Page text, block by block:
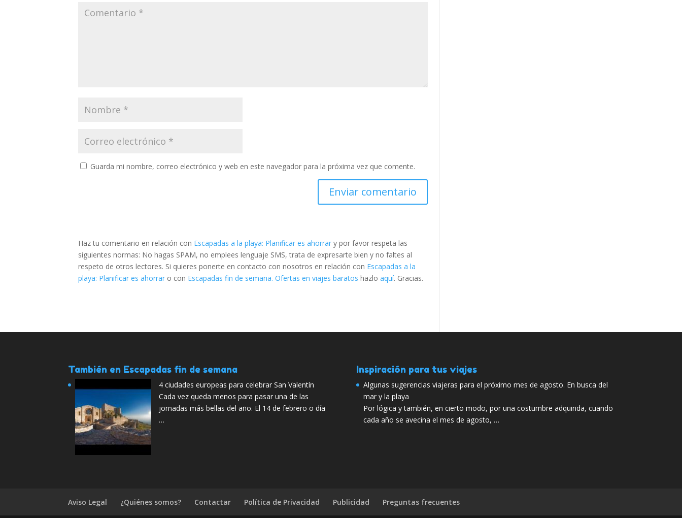
Guarda mi nombre, correo electrónico y web en este navegador para la próxima vez que comente.
Haz tu comentario en relación con Escapadas a la playa: Planificar es ahorrar y por favor respeta las
siguientes normas: No hagas SPAM, no emplees lenguaje SMS, trata de expresarte bien y no faltes al
respeto de otros lectores. Si quieres ponerte en contacto con nosotros en relación con Escapadas a la
playa: Planificar es ahorrar o con Escapadas fin de semana. Ofertas en viajes baratos hazloaquí. Gracias.
También en Escapadas fin de semana
4 ciudades europeas para celebrar San Valentín
Cada vez queda menos para pasar una de las
jornadas más bellas del año. El 14 de febrero o día
…
Inspiración para tus viajes
Algunas sugerencias viajeras para el próximo mes de agosto. En busca del
mar y la playa
Por lógica y también, en cierto modo, por una costumbre adquirida, cuando
cada año se avecina el mes de agosto, …
Aviso Legal ¿Quiénes somos? Contactar Política de Privacidad Publicidad Preguntas frecuentes